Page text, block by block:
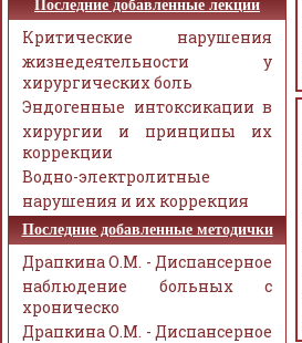
Последние добавленные лекции
Критические нарушения
жизнедеятельности у
хирургических боль
Эндогенные интоксикации в
хирургии и принципы их
коррекции
Водно-электролитные
нарушения и их коррекция
Последние добавленные методички
Драпкина О.М. - Диспансерное
наблюдение больных с
хроническо
Драпкина О.М. - Диспансерное